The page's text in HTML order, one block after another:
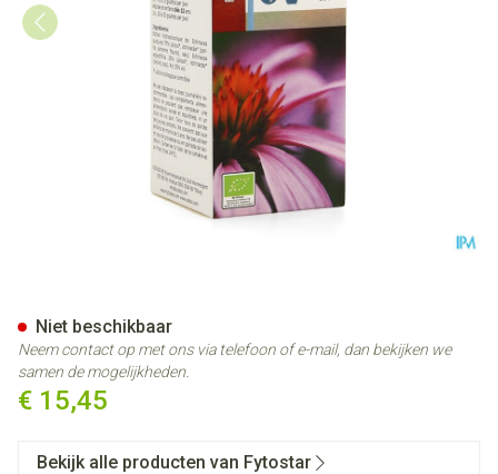
€ 15,45
Niet beschikbaar
Neem contact op met ons via telefoon of e-mail, dan bekijken we
samen de mogelijkheden.
Bekijk alle producten van Fytostar